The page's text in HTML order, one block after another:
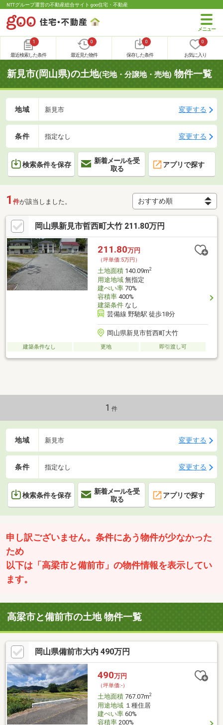
NTTグループ運営の不動産総合サイト goo住宅・不動産
1
最近検索した条件
0
最近見た物件
0
保存した条件
0
お気に入り
新見市(岡山県)の土地(宅地・分譲地・売地) 物件一覧
地域 新見市 変更する
条件 指定なし 変更する
検索条件を保存
新着メールを受
取る
アプリで探す
1 件が該当しました。
岡山県新見市哲西町大竹 211.80万円
211.80万円
（坪単価:5万円）
土地面積140.09m2
用途地域無指定
建ぺい率70%
容積率400%
建築条件なし
芸備線 野馳駅 徒歩18分
岡山県新見市哲西町大竹
建築条件なし 更地 即引渡し可
1 件
地域 新見市 変更する
条件 指定なし 変更する
検索条件を保存
新着メールを受
取る
アプリで探す
申し訳ございません。条件にあう物件が少なかった
ため
以下は「高梁市と備前市」の物件情報を表示してい
ます。
高梁市と備前市の土地 物件一覧
岡山県備前市大内 490万円
490万円
（坪単価:-）
土地面積767.07m2
用途地域１種住居
建ぺい率60%
容積率200%